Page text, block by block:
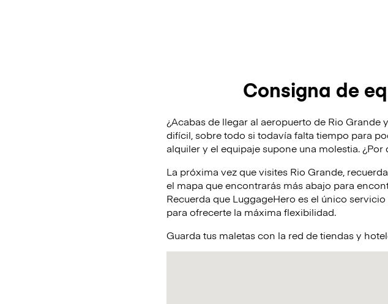
Consigna de
¿Acabas de llegar al aeropuerto de Rio Grande
difícil, sobre todo si todavía falta tiempo para
alquiler y el equipaje supone una molestia.
La próxima vez que visites Rio Grande,
el mapa que encontrarás más abajo para
Recuerda que LuggageHero es el único
para ofrecerte la máxima flexibilidad.
Guarda tus maletas con la red de tiendas y